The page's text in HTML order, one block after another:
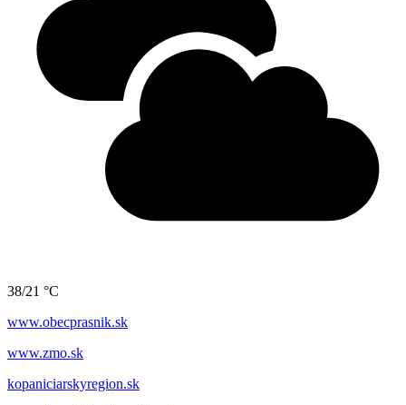
38/21 °C
www.obecprasnik.sk
www.zmo.sk
kopaniciarskyregion.sk